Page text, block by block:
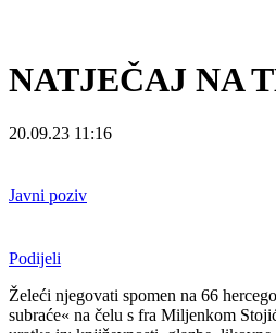
NATJEČAJ NA
20.09.23 11:16
Javni poziv
Podijeli
Želeći njegovati spomen na 66
subraće« na čelu s fra Miljenkom